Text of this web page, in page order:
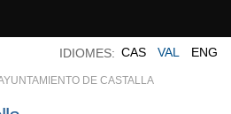
DE CASTALLA
IDIOMES: CAS VAL ENG